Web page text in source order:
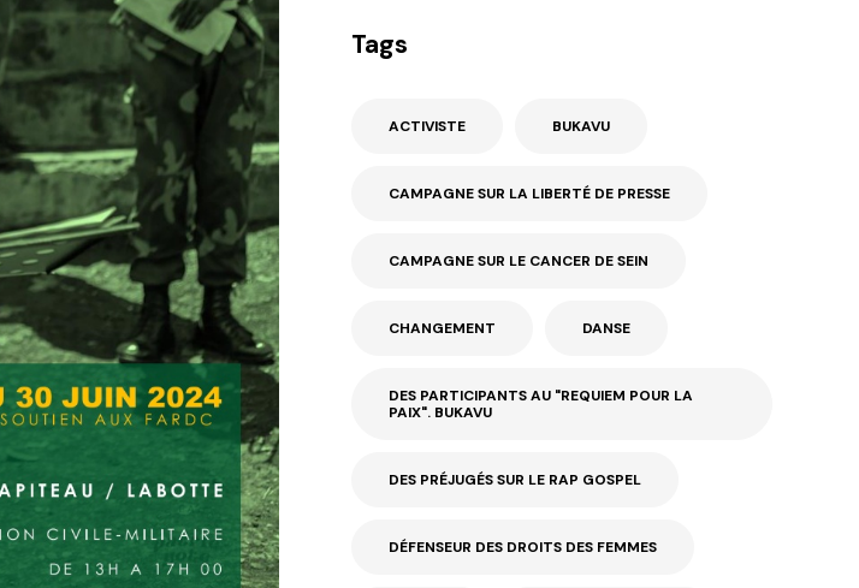
Tags
ACTIVISTE BUKAVU
CAMPAGNE SUR LA LIBERTÉ DE PRESSE
CAMPAGNE SUR LE CANCER DE SEIN
CHANGEMENT DANSE
DES PARTICIPANTS AU "REQUIEM POUR LA
PAIX". BUKAVU
DES PRÉJUGÉS SUR LE RAP GOSPEL
DÉFENSEUR DES DROITS DES FEMMES